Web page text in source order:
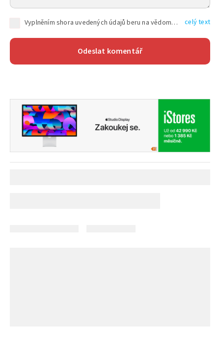
Vyplněním shora uvedených údajů beru na vědomí, že společnost TEXT FACTORY s.r.o., sídlem Brno, Durďákova 336/29, Černá Pole, PSČ: 613 00, IČ: 06157831, zapsané u Krajského soudu v Brně, oddíl C, vložka 100399, bude zpracovávat mé osobní údaje uvedené v rámci mnou vyplněného registračního formuláře na základě oprávněných zájmů TEXT FACTORY s.r.o. dle čl. 6 odst. 1 písm. f) GDPR a pro splnění právních povinností (čl. 6 odst. 1 písm. c) GDPR), a to pro tyto účely: nezbytnost zajistit oprávnění návštěvníka webových stránek provozovaných společností TEXT FACTORY s.r.o. přispívat aktivně ke zveřejněným článkům nebo v rámci diskusních fór a výkon práv TEXT FACTORY s.r.o. jako administrátora těchto diskusních fór. Více informací o zpracování osobních údajů a právech lze nalézt v celý text